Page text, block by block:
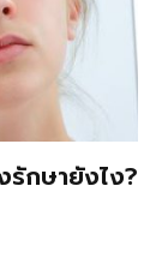
รักษายังไง?